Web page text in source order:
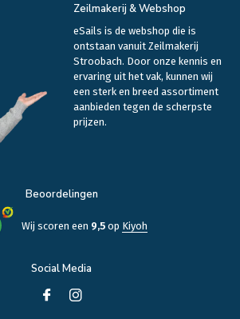
Zeilmakerij & Webshop
eSails is de webshop die is
ontstaan vanuit Zeilmakerij
Stroobach. Door onze kennis en
ervaring uit het vak, kunnen wij
een sterk en breed assortiment
aanbieden tegen de scherpste
prijzen.
Beoordelingen
Wij scoren een 9,5op Kiyoh
Social Media